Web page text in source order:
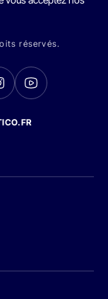
réservés.